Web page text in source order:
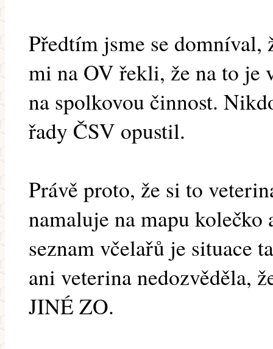
Předtím jsme se domníval,
mi na OV řekli, že na to je
na spolkovou činnost.
řady ČSV opustil.
Právě proto, že si to
namaluje na mapu
seznam včelařů je situace
ani veterina nedozvěděla,
JINÉ ZO.